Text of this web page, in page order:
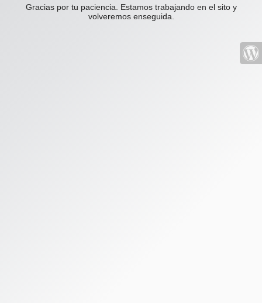
Gracias por tu paciencia. Estamos trabajando en el sito y
volveremos enseguida.